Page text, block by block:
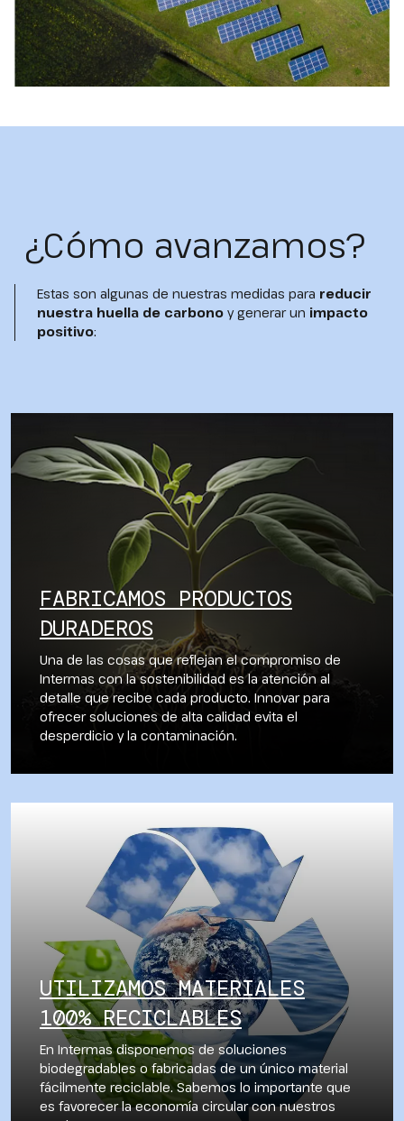
¿Cómo avanzamos?
Estas son algunas de nuestras medidas para reducir
nuestra huella de carbono y generar un impacto
positivo:
FABRICAMOS PRODUCTOS
DURADEROS
Una de las cosas que reflejan el compromiso de
Intermas con la sostenibilidad es la atención al
detalle que recibe cada producto. Innovar para
ofrecer soluciones de alta calidad evita el
desperdicio y la contaminación.
UTILIZAMOS MATERIALES
100% RECICLABLES
En Intermas disponemos de soluciones
biodegradables o fabricadas de un único material
fácilmente reciclable. Sabemos lo importante que
es favorecer la economía circular con nuestros